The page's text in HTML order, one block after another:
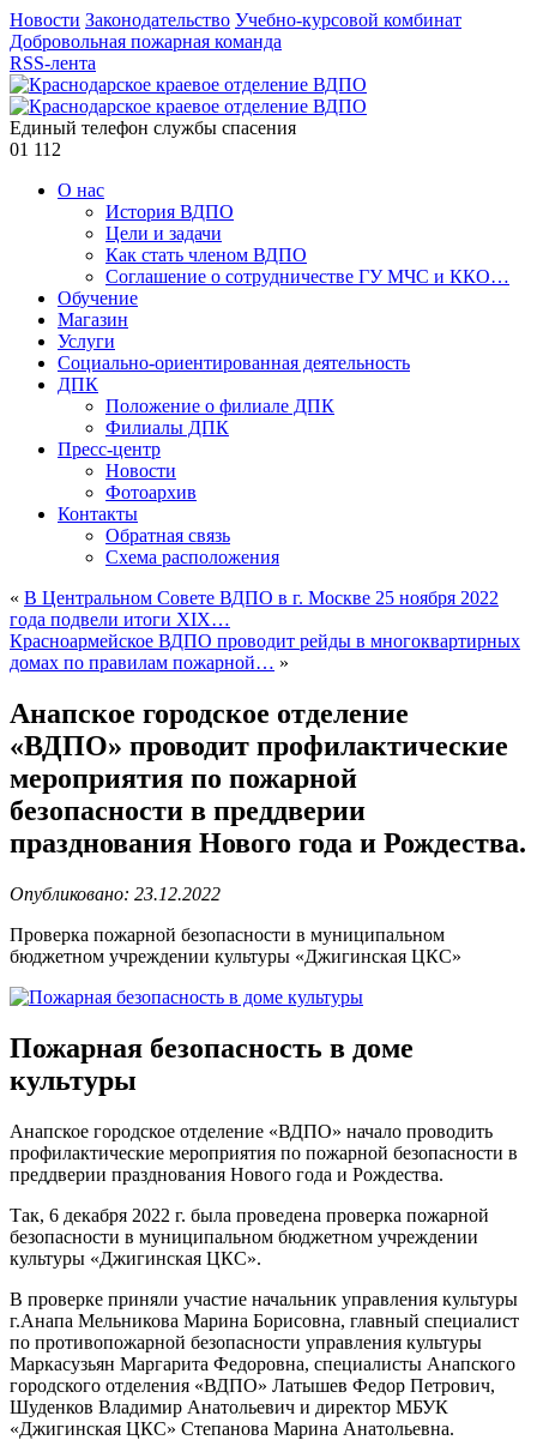
Новости Законодательство Учебно-курсовой комбинат
Добровольная пожарная команда
RSS-лента
Единый телефон службы спасения
01 112
О нас
История ВДПО
Цели и задачи
Как стать членом ВДПО
Соглашение о сотрудничестве ГУ МЧС и ККО…
Обучение
Магазин
Услуги
Социально-ориентированная деятельность
ДПК
Положение о филиале ДПК
Филиалы ДПК
Пресс-центр
Новости
Фотоархив
Контакты
Обратная связь
Схема расположения
« В Центральном Совете ВДПО в г. Москве 25 ноября 2022
года подвели итоги XIХ…
Красноармейское ВДПО проводит рейды в многоквартирных
домах по правилам пожарной… »
Анапское городское отделение
«ВДПО» проводит профилактические
мероприятия по пожарной
безопасности в преддверии
празднования Нового года и Рождества.
Опубликовано: 23.12.2022
Проверка пожарной безопасности в муниципальном
бюджетном учреждении культуры «Джигинская ЦКС»
Пожарная безопасность в доме
культуры
Анапское городское отделение «ВДПО» начало проводить
профилактические мероприятия по пожарной безопасности в
преддверии празднования Нового года и Рождества.
Так, 6 декабря 2022 г. была проведена проверка пожарной
безопасности в муниципальном бюджетном учреждении
культуры «Джигинская ЦКС».
В проверке приняли участие начальник управления культуры
г.Анапа Мельникова Марина Борисовна, главный специалист
по противопожарной безопасности управления культуры
Маркасузьян Маргарита Федоровна, специалисты Анапского
городского отделения «ВДПО» Латышев Федор Петрович,
Шуденков Владимир Анатольевич и директор МБУК
«Джигинская ЦКС» Степанова Марина Анатольевна.